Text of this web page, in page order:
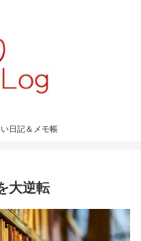
日記＆メモ帳
大逆転